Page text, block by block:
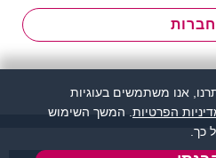
אנו משתמשים בעוגיות
הפרטיות . המשך השימוש
כך.